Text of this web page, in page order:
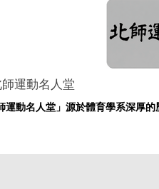
運動名人堂
運動名人堂」源於體育學系深厚